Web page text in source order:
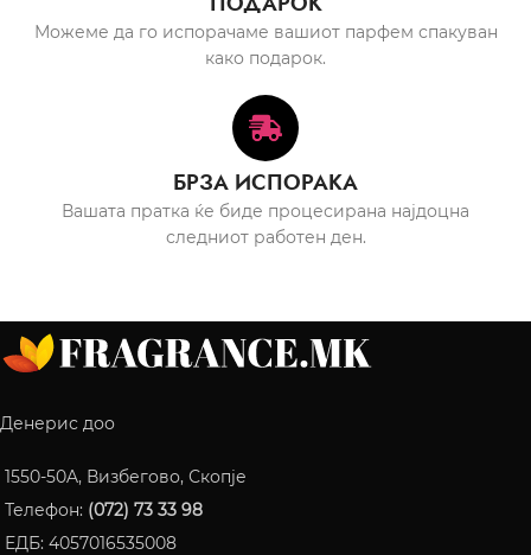
Можеме да го испорачаме вашиот парфем спакуван
како подарок.
БРЗА ИСПОРАКА
Вашата пратка ќе биде процесирана најдоцна
следниот работен ден.
Денерис доо
1550-50A, Визбегово, Скопје
Телефон: (072) 73 33 98
ЕДБ: 4057016535008